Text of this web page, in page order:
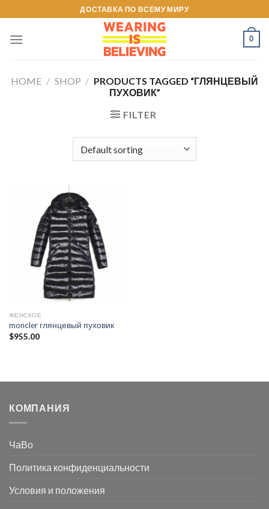
to
content
ДОСТАВКА ПО ВСЕМУ МИРУ
0
HOME / SHOP / PRODUCTS TAGGED “ГЛЯНЦЕВЫЙ
ПУХОВИК”
FILTER
ЖЕНСКОЕ
moncler глянцевый пуховик
$955.00
КОМПАНИЯ
ЧаВо
Политика конфиденциальности
Условия и положения